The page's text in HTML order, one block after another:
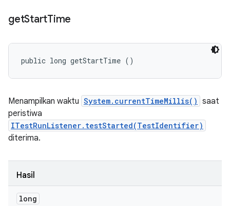
getStartTime
public long getStartTime ()
Menampilkan waktu System.currentTimeMillis() saat
peristiwa
ITestRunListener.testStarted(TestIdentifier)
diterima.
Hasil
long